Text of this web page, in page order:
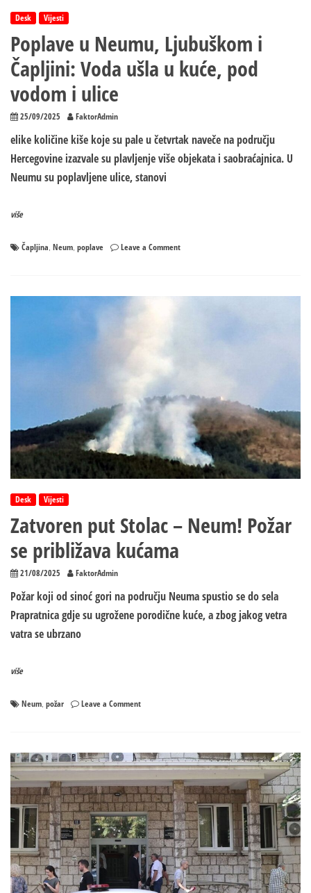
Desk
Vijesti
Poplave u Neumu, Ljubuškom i
Čapljini: Voda ušla u kuće, pod
vodom i ulice
25/09/2025 FaktorAdmin
elike količine kiše koje su pale u četvrtak naveče na području
Hercegovine izazvale su plavljenje više objekata i saobraćajnica. U
Neumu su poplavljene ulice, stanovi
više
Čapljina, Neum, poplave Leave a Commenton
pod
vodom
ulice
Desk Vijesti
Zatvoren put Stolac – Neum! Požar
se približava kućama
21/08/2025 FaktorAdmin
Požar koji od sinoć gori na području Neuma spustio se do sela
Prapratnica gdje su ugrožene porodične kuće, a zbog jakog vetra
vatra se ubrzano
više
Neum požar Leave a Commenton
–
Neum!
Požar
se
približava
kućama